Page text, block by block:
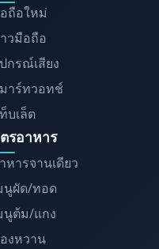
ถือใหม่
วมือถือ
กรณ์เสียง
าร์ทวอทช์
บเล็ต
รอาหาร
หารจานเดียว
นูผัด/ทอด
นูต้ม/แกง
งหวาน